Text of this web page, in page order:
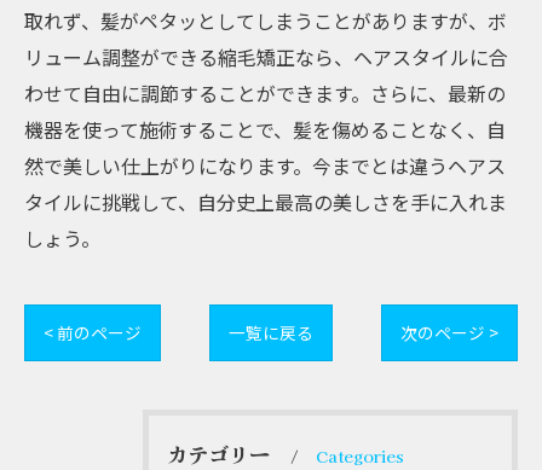
取れず、髪がペタッとしてしまうことがありますが、ボ
リューム調整ができる縮毛矯正なら、ヘアスタイルに合
わせて自由に調節することができます。さらに、最新の
機器を使って施術することで、髪を傷めることなく、自
然で美しい仕上がりになります。今までとは違うヘアス
タイルに挑戦して、自分史上最高の美しさを手に入れま
しょう。
< 前のページ 一覧に戻る 次のページ >
カテゴリー Categories